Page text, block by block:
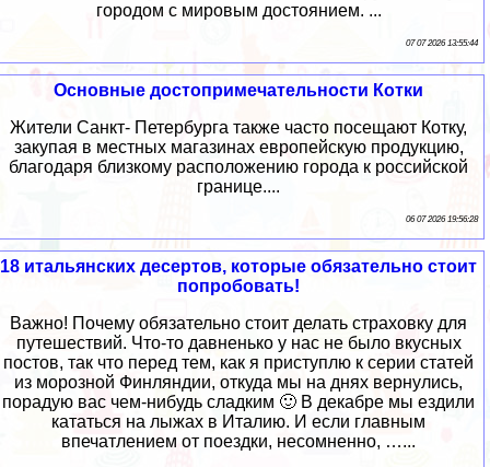
городом с мировым достоянием. ...
07 07 2026 13:55:44
Основные достопримечательности Котки
Жители Санкт- Петербурга также часто посещают Котку,
закупая в местных магазинах европейскую продукцию,
благодаря близкому расположению города к российской
границе....
06 07 2026 19:56:28
18 итальянских десертов, которые обязательно стоит
попробовать!
Важно! Почему обязательно стоит делать страховку для
путешествий. Что-то давненько у нас не было вкусных
постов, так что перед тем, как я приступлю к серии статей
из морозной Финляндии, откуда мы на днях вернулись,
порадую вас чем-нибудь сладким 🙂 В декабре мы ездили
кататься на лыжах в Италию. И если главным
впечатлением от поездки, несомненно, …...